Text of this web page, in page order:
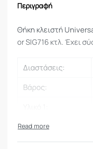
Περιγραφή
Θήκη κλειστή
or SIG716 κτλ. Έχει
Διαστάσεις:
Βάρος: